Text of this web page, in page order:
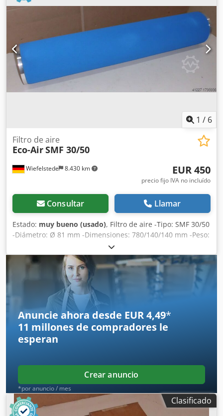
mm -Peso: 20 kg/unidad
1 / 6
Wiefelstede 8.430 km
Filtro de aire
Eco-AirSMF 30/50
EUR 450
precio fijo IVA no incluído
Consultar Llamar
Estado: muy bueno (usado), Filtro de aire -Tipo: SMF 30/50
-Diámetro: Ø 81 mm -Dimensiones: 780/140/140 mm -Peso:
2,3 kg Dcjdpsb A R E Eofx Ankok
Anuncie ahora desde EUR 4,49*
11 millones de compradores le
esperan
Crear anuncio
*por anuncio / mes
Clasificado